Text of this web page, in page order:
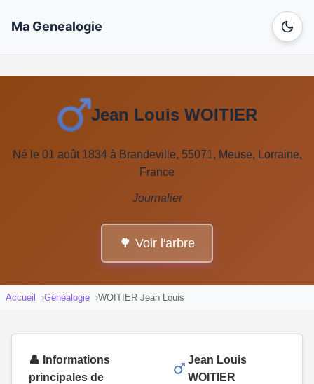
Ma Genealogie
Jean Louis WOITIER
Né le 01 août 1834 à Brandeville, 55071, Meuse, Lorraine,
France
Journalier
🌳 Voir l'arbre
Accueil Généalogie WOITIER Jean Louis
👤 Informations
principales de
Jean Louis
WOITIER